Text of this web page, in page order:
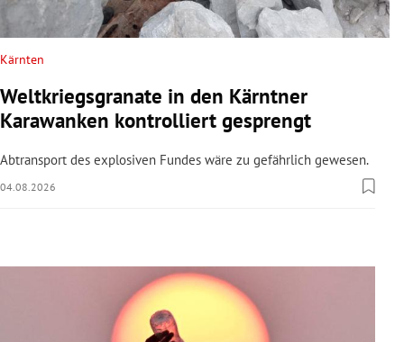
Untermenü
Untermenü
Untermenü
Kärnten
Weltkriegsgranate in den Kärntner
Karawanken kontrolliert gesprengt
Abtransport des explosiven Fundes wäre zu gefährlich gewesen.
04.08.2026